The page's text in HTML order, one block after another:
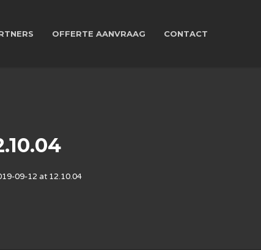
OFFERTE AANVRAAG CONTACT
09-12 at 12.10.04